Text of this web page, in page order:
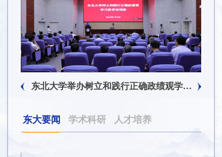
东北大学举办树立和践行正确政绩观学习教育培训班
东大要闻 学术科研 人才培养